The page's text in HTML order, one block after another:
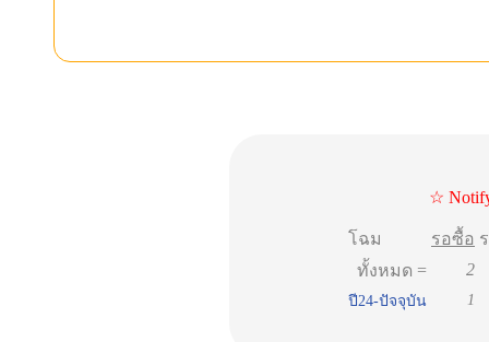
☆
โฉม รอซื้อ
ทั้งหมด =
2
ปี24-ปัจจุบัน 1